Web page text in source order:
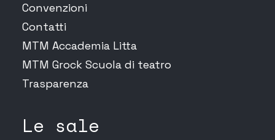
Convenzioni
Contatti
MTM Accademia Litta
MTM Grock Scuola di teatro
Trasparenza
Le sale